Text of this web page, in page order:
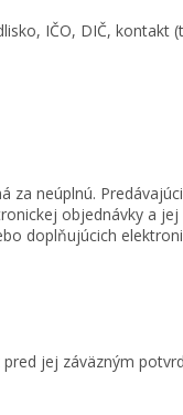
IČO, DIČ, kontakt
za neúplnú.
objednávky a jej
doplňujúcich
jej záväzným